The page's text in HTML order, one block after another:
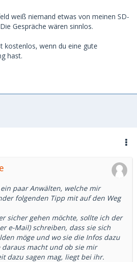
weiß niemand etwas von meinen SD-
Gespräche wären sinnlos.
kostenlos, wenn du eine gute
hast.
paar Anwälten, welche mir
folgenden Tipp mit auf den Weg
sicher gehen möchte, sollte ich der
e-Mail) schreiben, dass sie sich
möge und wo sie die Infos dazu
daraus macht und ob sie mir
dazu sagen mag, liegt bei ihr.